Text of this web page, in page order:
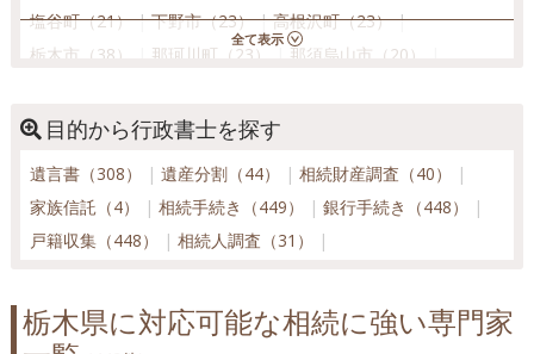
塩谷町（21）
下野市（23）
高根沢町（23）
栃木市（38）
那珂川町（23）
那須烏山市（20）
野木町（12）
芳賀町（19）
益子町（19）
矢板市（26）
目的から行政書士を探す
遺言書（308） 遺産分割（44）
相続財産調査（40）
家族信託（4）
相続手続き（449）
銀行手続き（448）
戸籍収集（448）
相続人調査（31）
栃木県に対応可能な相続に強い専門家